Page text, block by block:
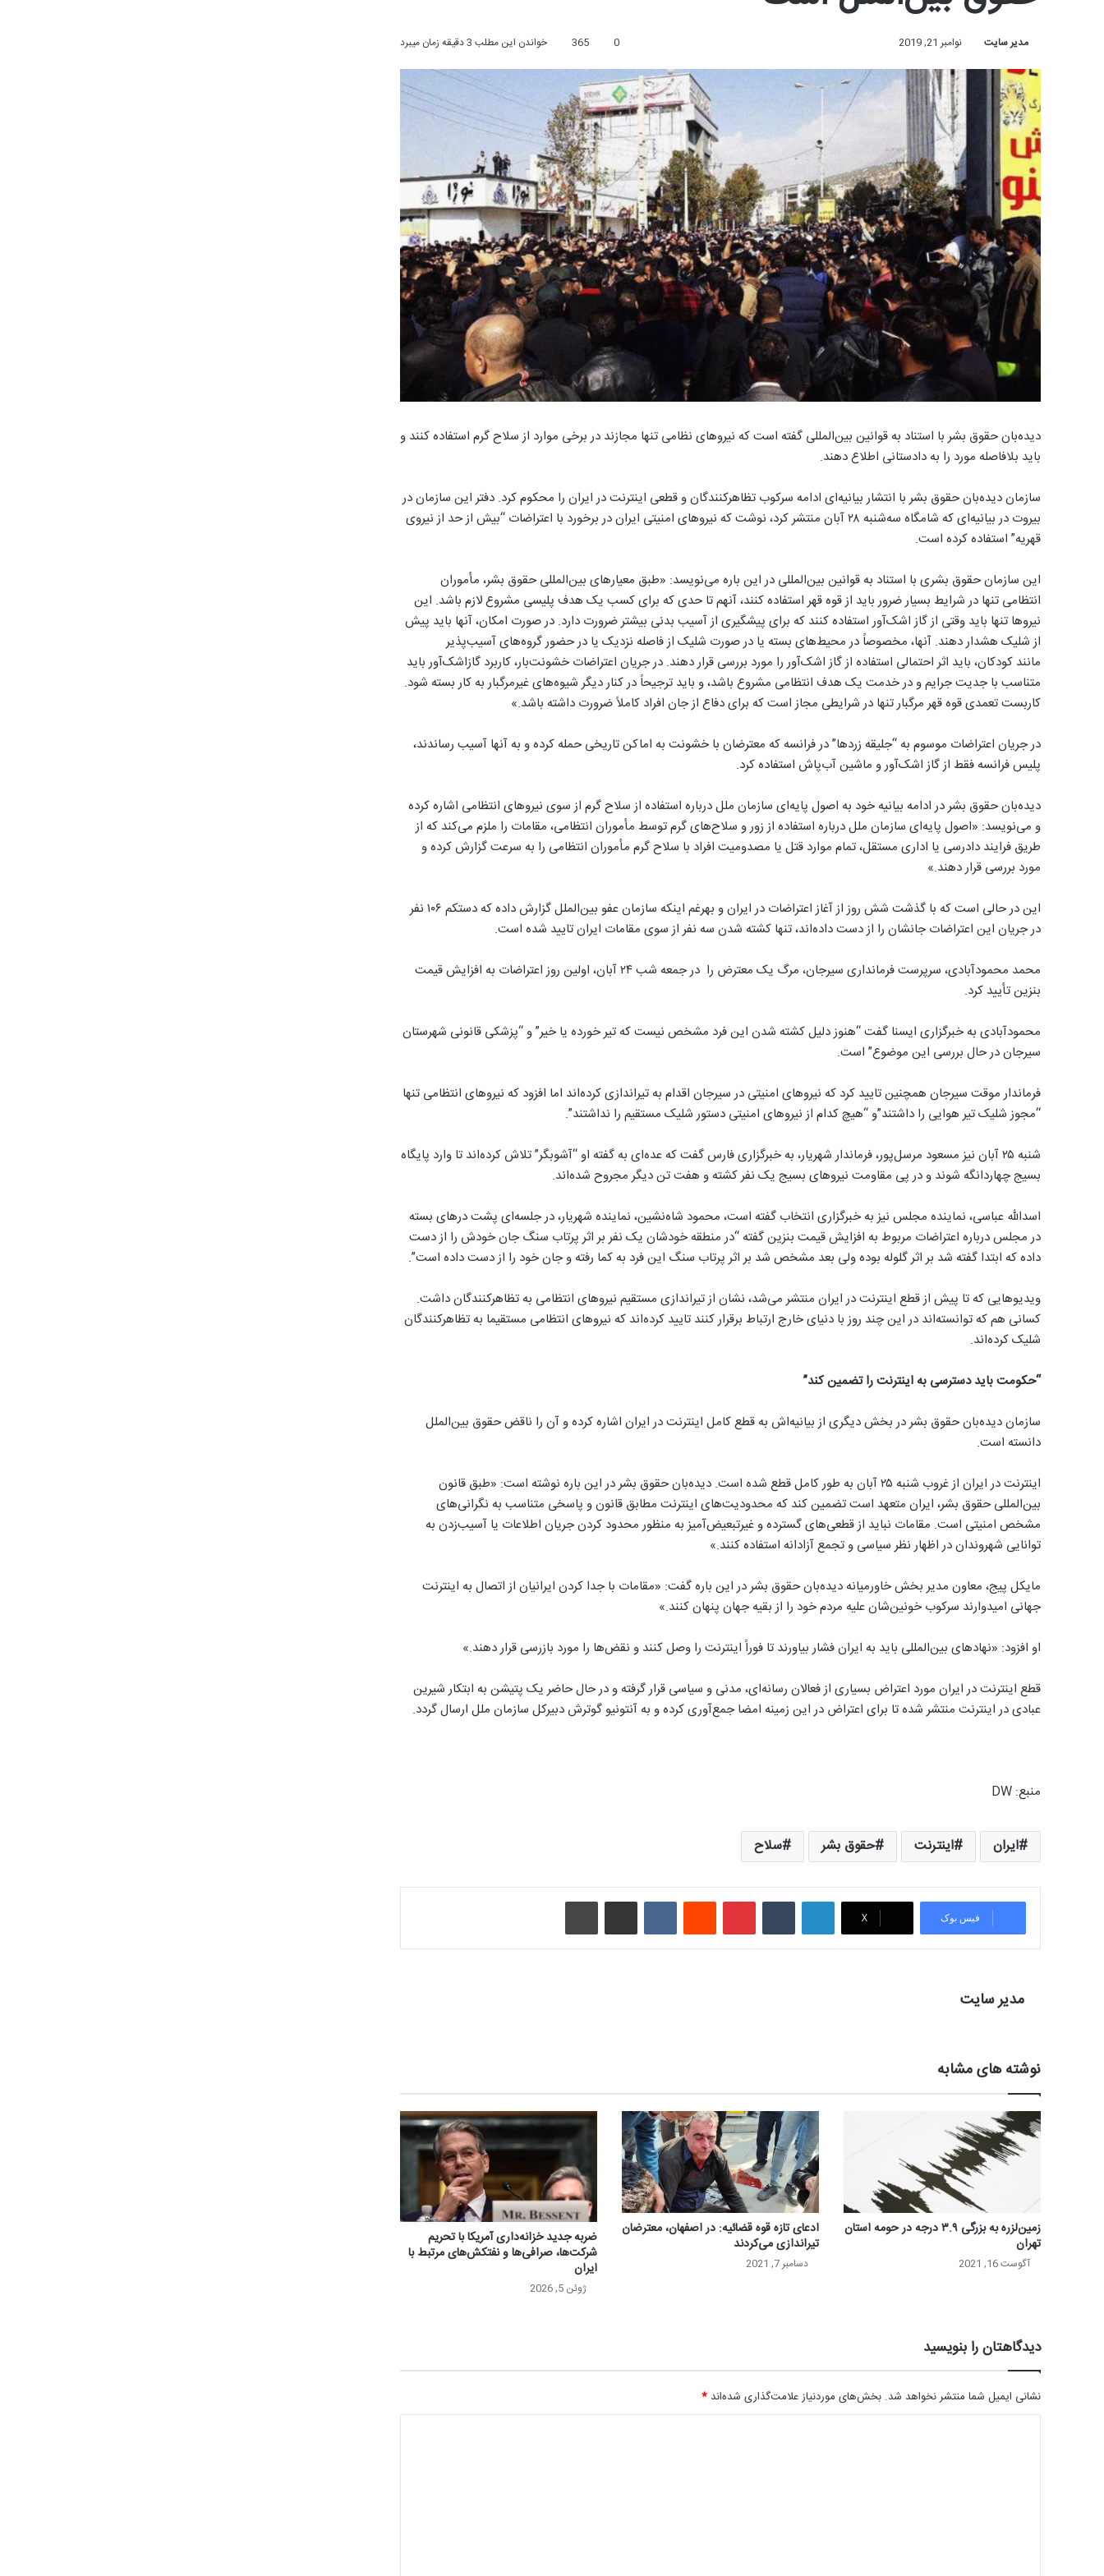
مدیر سایت نوامبر 21, 2019 0
365 خواندن این مطلب 3 دقیقه زمان میبرد
دیده‌بان حقوق بشر با استناد به قوانین بین‌المللی گفته است که نیروهای نظامی تنها مجازند در برخی موارد از سلاح گرم استفاده کنند و
باید بلافاصله مورد را به دادستانی اطلاع دهند.
سازمان دیده‌بان حقوق بشر با انتشار بیانیه‌ای ادامه سرکوب تظاهرکنندگان و قطعی اینترنت در ایران را محکوم کرد. دفتر این سازمان در
بیروت در بیانیه‌ای که شامگاه سه‌شنبه ۲۸ آبان منتشر کرد، نوشت که نیروهای امنیتی ایران در برخورد با اعتراضات “بیش از حد از نیروی
قهریه” استفاده کرده است.
این سازمان حقوق بشری با استناد به قوانین بین‌المللی در این باره می‌نویسد: «طبق معیارهای بین‌المللی حقوق بشر، مأموران
انتظامی تنها در شرایط بسیار ضرور باید از قوه قهر استفاده کنند، آنهم تا حدی که برای کسب یک هدف پلیسی مشروع لازم باشد. این
نیروها تنها باید وقتی از گاز اشک‌آور استفاده کنند که برای پیشگیری از آسیب بدنی بیشتر ضرورت دارد. در صورت امکان، آنها باید پیش
از شلیک هشدار دهند. آنها، مخصوصاً در محیط‌های بسته یا در صورت شلیک از فاصله نزدیک یا در حضور گروه‌های آسیب‌پذیر
مانند کودکان، باید اثر احتمالی استفاده از گاز اشک‌آور را مورد بررسی قرار دهند. در جریان اعتراضات خشونت‌بار، کاربرد گاز‌اشک‌آور باید
متناسب با جدیت جرایم و در خدمت یک هدف انتظامی مشروع باشد، و باید ترجیحاً در کنار دیگر شیوه‌های غیرمرگبار به کار بسته شود.
کاربست تعمدی قوه قهر مرگبار تنها در شرایطی مجاز است که برای دفاع از جان افراد کاملاً ضرورت داشته باشد.»
در جریان اعتراضات موسوم به “جلیقه زردها” در فرانسه که معترضان با خشونت به اماکن تاریخی حمله کرده و به آنها آسیب رساندند،
پلیس فرانسه فقط از گاز اشک‌آور و ماشین آب‌پاش استفاده کرد.
دیده‌بان حقوق بشر در ادامه بیانیه خود به اصول پایه‌ای سازمان ملل درباره استفاده از سلاح گرم از سوی نیروهای انتظامی اشاره کرده
و می‌نویسد: «اصول پایه‌ای سازمان ملل درباره استفاده از زور و سلاح‌های گرم توسط مأموران انتظامی، مقامات را ملزم می‌کند که از
طریق فرایند دادرسی یا اداری مستقل، تمام موارد قتل یا مصدومیت افراد با سلاح گرم مأموران انتظامی را به سرعت گزارش کرده و
مورد بررسی قرار دهند.»
این در حالی است که با گذشت شش روز از آغاز اعتراضات در ایران و بهرغم اینکه سازمان عفو بین‌الملل گزارش داده که دستکم ۱۰۶ نفر
در جریان این اعتراضات جانشان را از دست داده‌اند، تنها کشته شدن سه نفر از سوی مقامات ایران تایید شده است.
محمد محمودآبادی، سرپرست فرمانداری سیرجان، مرگ یک معترض را در جمعه شب ۲۴ آبان، اولین روز اعتراضات به افزایش قیمت
بنزین تأیید کرد.
محمودآبادی به خبرگزاری ایسنا گفت “هنوز دلیل کشته شدن این فرد مشخص نیست که تیر خورده یا خیر” و “پزشکی قانونی شهرستان
سیرجان در حال بررسی این موضوع” است.
فرماندار موقت سیرجان همچنین تایید کرد که نیروهای امنیتی در سیرجان اقدام به تیراندازی کرده‌اند اما افزود که نیروهای انتظامی تنها
“مجوز شلیک تیر هوایی را داشتند”و “هیچ کدام از نیروهای امنیتی دستور شلیک مستقیم را نداشتند”.
شنبه ۲۵ آبان نیز مسعود مرسل‌پور، فرماندار شهریار، به خبرگزاری فارس گفت که عده‌ای به گفته او “آشوبگر” تلاش کرده‌اند تا وارد پایگاه
بسیج چهاردانگه شوند و در پی مقاومت نیروهای بسیج یک نفر کشته و هفت تن دیگر مجروح شده‌اند.
اسدالله عباسی، نماینده مجلس نیز به خبرگزاری انتخاب گفته است، محمود شاه‌نشین، نماینده شهریار، در جلسه‌ای پشت درهای بسته
در مجلس درباره اعتراضات مربوط به افزایش قیمت بنزین گفته “در منطقه خودشان یک نفر بر اثر پرتاب سنگ جان خودش را از دست
داده که ابتدا گفته شد بر اثر گلوله بوده ولی بعد مشخص شد بر اثر پرتاب سنگ این فرد به کما رفته و جان خود را از دست داده است”.
ویدیوهایی که تا پیش از قطع اینترنت در ایران منتشر می‌شد، نشان از تیراندازی مستقیم نیروهای انتظامی به تظاهرکنندگان داشت.
کسانی هم که توانسته‌اند در این چند روز با دنیای خارج ارتباط برقرار کنند تایید کرده‌اند که نیروهای انتظامی مستقیما به تظاهرکنندگان
شلیک کرده‌اند.
“حکومت باید دسترسی به اینترنت را تضمین کند”
سازمان دیده‌بان حقوق بشر در بخش دیگری از بیانیه‌اش به قطع کامل اینترنت در ایران اشاره کرده و آن را ناقض حقوق بین‌الملل
دانسته است.
اینترنت در ایران از غروب شنبه ۲۵ آبان به طور کامل قطع شده است. دیده‌بان حقوق بشر در این باره نوشته است: «طبق قانون
بین‌المللی حقوق بشر، ایران متعهد است تضمین کند که محدودیت‌های اینترنت مطابق قانون و پاسخی متناسب به نگرانی‌های
مشخص امنیتی است. مقامات نباید از قطعی‌های گسترده و غیرتبعیض‌آمیز به منظور محدود کردن جریان اطلاعات یا آسیب‌زدن به
توانایی شهروندان در اظهار نظر سیاسی و تجمع آزادانه استفاده کنند.»
مایکل پیج، معاون مدیر بخش خاورمیانه دیده‌بان حقوق بشر در این باره گفت: «مقامات با جدا کردن ایرانیان از اتصال به اینترنت
جهانی امیدوارند سرکوب خونین‌شان علیه مردم خود را از بقیه جهان پنهان کنند.»
او افزود: «نهادهای بین‌المللی باید به ایران فشار بیاورند تا فوراً اینترنت را وصل کنند و نقض‌ها را مورد بازرسی قرار دهند.»
قطع اینترنت در ایران مورد اعتراض بسیاری از فعالان رسانه‌ای، مدنی و سیاسی قرار گرفته و در حال حاضر یک پتیشن به ابتکار شیرین
عبادی در اینترنت منتشر شده تا برای اعتراض در این زمینه امضا جمع‌آوری کرده و به آنتونیو گوترش دبیرکل سازمان ملل ارسال گردد.
منبع: DW
ایران اینترنت حقوق بشر سلاح
فیس بوک X
لینکدین ‫پین‌ترست ‫رددیت اشتراک گذاری از طریق ایمیل
مدیر سایت
نوشته های مشابه
زمین‌لزره به بزرگی ۳.۹ درجه در حومه استان
تهران
آگوست 16, 2021
ادعای تازه قوه قضائیه: در اصفهان، معترضان
تیراندازی می‌کردند
دسامبر 7, 2021
ضربه جدید خزانه‌داری آمریکا با تحریم
شرکت‌ها، صرافی‌ها و نفتکش‌های مرتبط با
ایران
ژوئن 5, 2026
دیدگاهتان را بنویسید
نشانی ایمیل شما منتشر نخواهد شد. بخش‌های موردنیاز علامت‌گذاری شده‌اند *